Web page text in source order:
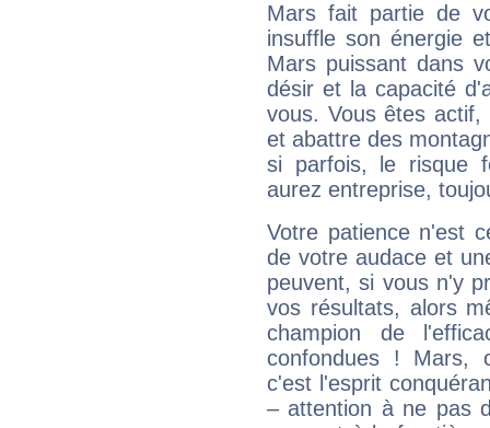
Mars fait partie de
insuffle son énergie
Mars puissant dans
désir et la capacité
vous. Vous êtes
et abattre des
si parfois, le risque
aurez entreprise,
Votre patience n'est
de votre audace et
peuvent, si vous n'y
vos résultats, alors
champion de
confondues ! Mars,
c'est l'esprit
– attention à ne pas